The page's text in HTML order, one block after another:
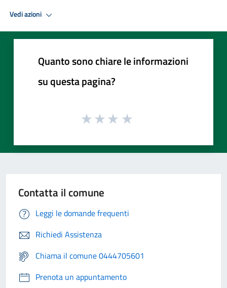
Vedi azioni
Quanto sono chiare le informazioni
su questa pagina?
Contatta il comune
Leggi le domande frequenti
Richiedi Assistenza
Chiama il comune 0444705601
Prenota un appuntamento